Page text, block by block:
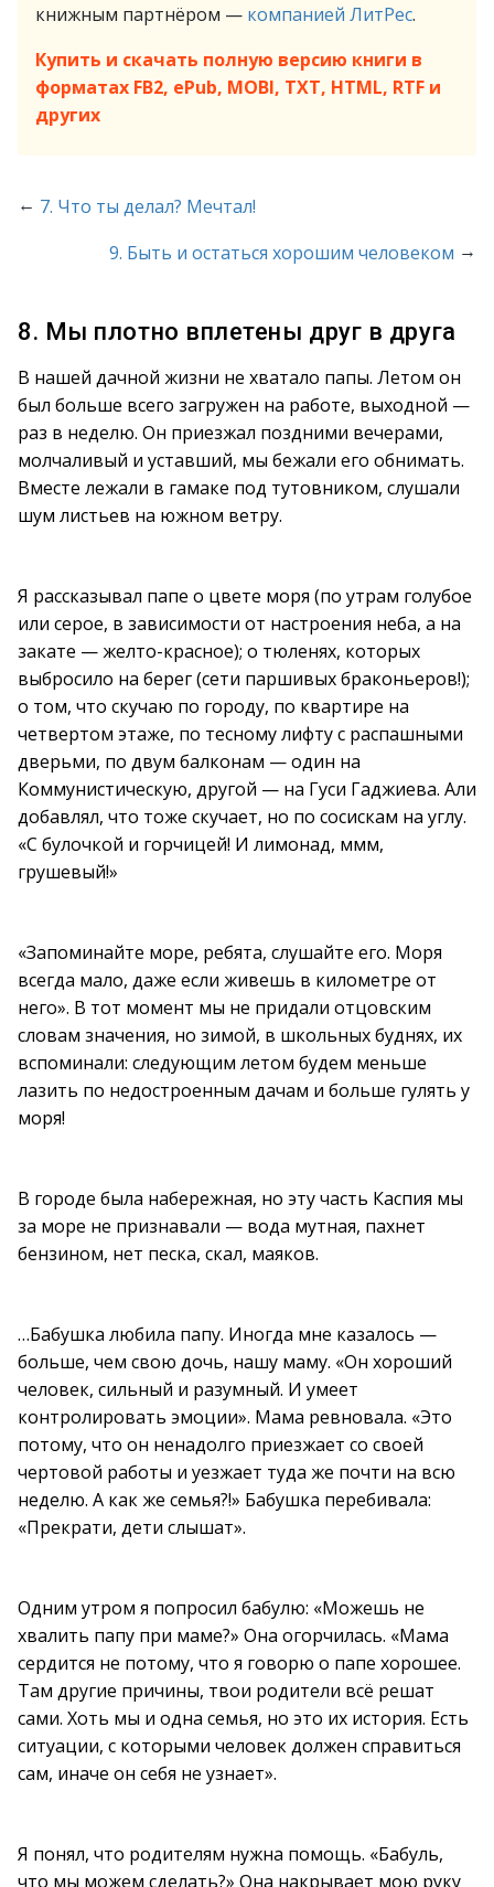
книжным партнёром — компанией ЛитРес.
Купить и скачать полную версию книги в
форматах FB2, ePub, MOBI, TXT, HTML, RTF и
других
← 7. Что ты делал? Мечтал!
9. Быть и остаться хорошим человеком →
8. Мы плотно вплетены друг в друга
В нашей дачной жизни не хватало папы. Летом он
был больше всего загружен на работе, выходной —
раз в неделю. Он приезжал поздними вечерами,
молчаливый и уставший, мы бежали его обнимать.
Вместе лежали в гамаке под тутовником, слушали
шум листьев на южном ветру.
Я рассказывал папе о цвете моря (по утрам голубое
или серое, в зависимости от настроения неба, а на
закате — желто-красное); о тюленях, которых
выбросило на берег (сети паршивых браконьеров!);
о том, что скучаю по городу, по квартире на
четвертом этаже, по тесному лифту с распашными
дверьми, по двум балконам — один на
Коммунистическую, другой — на Гуси Гаджиева. Али
добавлял, что тоже скучает, но по сосискам на углу.
«С булочкой и горчицей! И лимонад, ммм,
грушевый!»
«Запоминайте море, ребята, слушайте его. Моря
всегда мало, даже если живешь в километре от
него». В тот момент мы не придали отцовским
словам значения, но зимой, в школьных буднях, их
вспоминали: следующим летом будем меньше
лазить по недостроенным дачам и больше гулять у
моря!
В городе была набережная, но эту часть Каспия мы
за море не признавали — вода мутная, пахнет
бензином, нет песка, скал, маяков.
…Бабушка любила папу. Иногда мне казалось —
больше, чем свою дочь, нашу маму. «Он хороший
человек, сильный и разумный. И умеет
контролировать эмоции». Мама ревновала. «Это
потому, что он ненадолго приезжает со своей
чертовой работы и уезжает туда же почти на всю
неделю. А как же семья?!» Бабушка перебивала:
«Прекрати, дети слышат».
Одним утром я попросил бабулю: «Можешь не
хвалить папу при маме?» Она огорчилась. «Мама
сердится не потому, что я говорю о папе хорошее.
Там другие причины, твои родители всё решат
сами. Хоть мы и одна семья, но это их история. Есть
ситуации, с которыми человек должен справиться
сам, иначе он себя не узнает».
Я понял, что родителям нужна помощь. «Бабуль,
что мы можем сделать?» Она накрывает мою руку